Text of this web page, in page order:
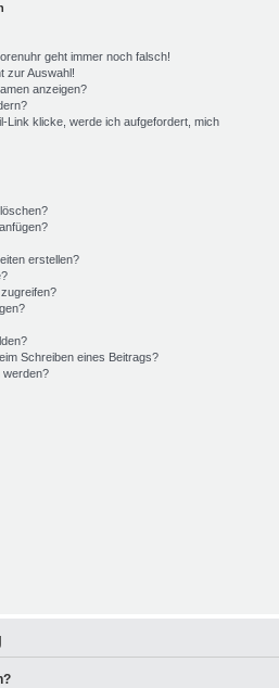
geht immer noch falsch!
zur Auswahl!
anzeigen?
Link klicke, werde ich aufgefordert, mich
erstellen?
Schreiben eines Beitrags?
werden?